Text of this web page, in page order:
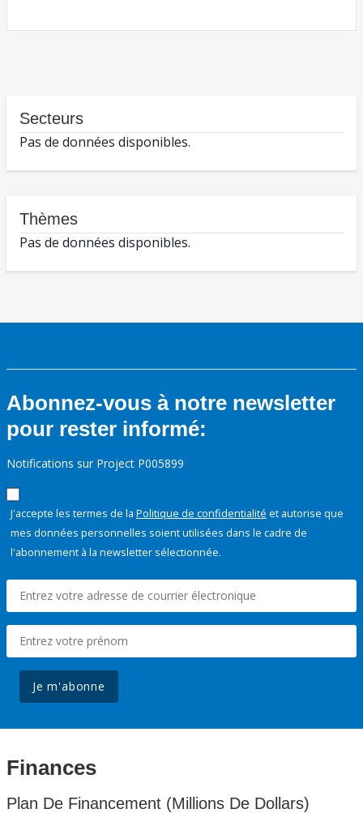
Secteurs
Pas de données disponibles.
Thèmes
Pas de données disponibles.
Abonnez-vous à notre newsletter
pour rester informé:
Notifications sur Project P005899
J'accepte les termes de la Politique de confidentialité et autorise que
mes données personnelles soient utilisées dans le cadre de
l'abonnement à la newsletter sélectionnée.
Je m'abonne
Finances
Plan De Financement (Millions De Dollars)